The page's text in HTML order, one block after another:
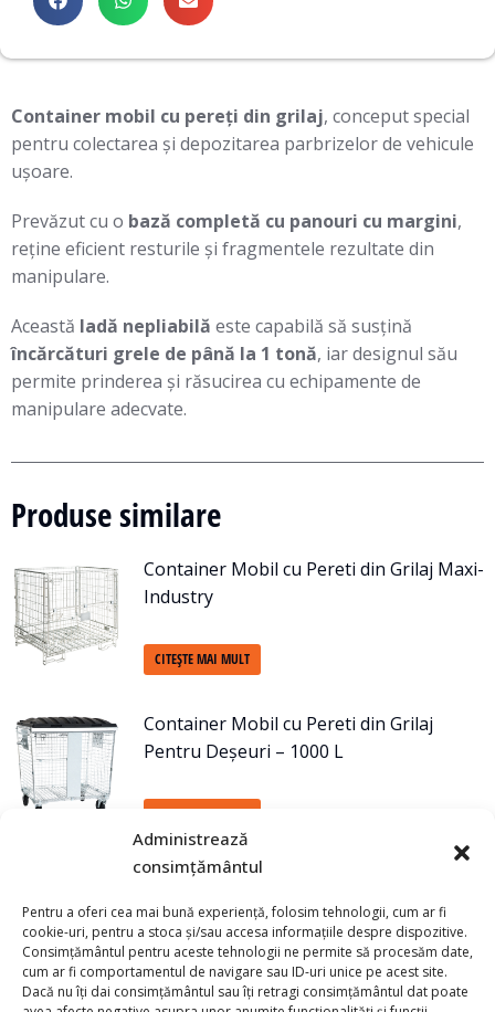
Administrează
consimțământul
Pentru a oferi cea mai bună experiență, folosim tehnologii, cum ar fi
cookie-uri, pentru a stoca și/sau accesa informațiile despre dispozitive.
Consimțământul pentru aceste tehnologii ne permite să procesăm date,
cum ar fi comportamentul de navigare sau ID-uri unice pe acest site.
Dacă nu îți dai consimțământul sau îți retragi consimțământul dat poate
Container mobil cu pereți din grilaj, conceput special
pentru colectarea și depozitarea parbrizelor de vehicule
ușoare.
Prevăzut cu o bază completă cu panouri cu margini,
reține eficient resturile și fragmentele rezultate din
manipulare.
Această ladă nepliabilă este capabilă să susțină
încărcături grele de până la 1 tonă, iar designul său
permite prinderea și răsucirea cu echipamente de
manipulare adecvate.
Produse similare
Container Mobil cu Pereti din Grilaj Maxi-
Industry
CITEȘTE MAI MULT
Container Mobil cu Pereti din Grilaj
Pentru Deșeuri – 1000 L
CITEȘTE MAI MULT
Container Mobil cu Pereti din Grilaj Jura
600
CITEȘTE MAI MULT